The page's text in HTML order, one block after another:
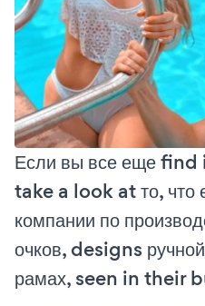
Если вы все еще
take a look at то, что
компании по
очков, designs
рамах, seen in their